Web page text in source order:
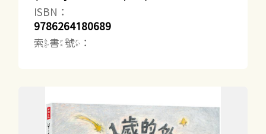
ISBN：
9786264180689
索書號：